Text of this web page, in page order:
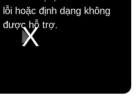
Play
Video
hoặc định dạng không
được hỗ trợ.